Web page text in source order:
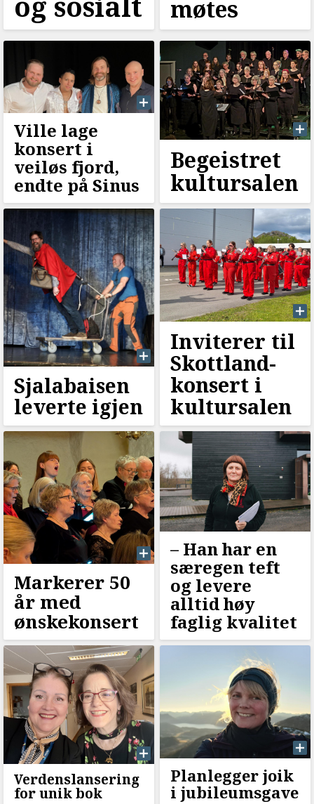
møtes
Ville lage
konsert i
veiløs fjord,
endte på Sinus
Begeistret
kultursalen
Sjalabaisen
leverte igjen
Inviterer til
Skottland-
konsert i
kultursalen
Markerer 50
år med
ønskekonsert
–⁠ Han har en
særegen teft
og levere
alltid høy
faglig kvalitet
Verdenslansering
for unik bok
Planlegger joik
i jubileumsgave